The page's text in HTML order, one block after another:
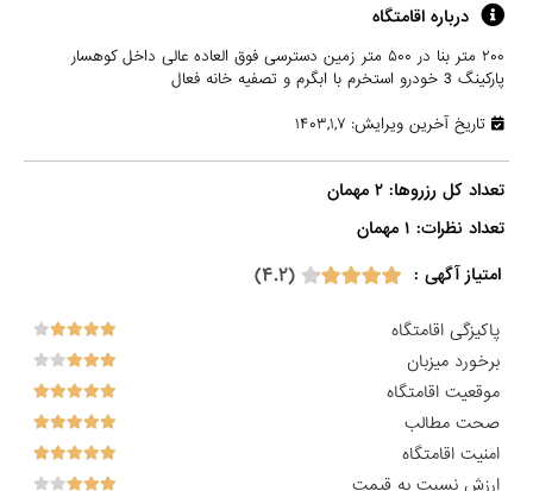
درباره اقامتگاه
۲۰۰ متر بنا در ۵۰۰ متر زمین دسترسی فوق العاده عالی داخل کوهسار
پارکینگ 3 خودرو استخرم با ابگرم و تصفیه خانه فعال
تاریخ آخرین ویرایش: ۱۴۰۳,۱,۷
تعداد کل رزروها: ۲ مهمان
تعداد نظرات: ۱ مهمان
امتیاز آگهی :
(۴.۲)
پاکیزگی اقامتگاه
برخورد میزبان
موقعیت اقامتگاه
صحت مطالب
امنیت اقامتگاه
ارزش نسبت به قیمت